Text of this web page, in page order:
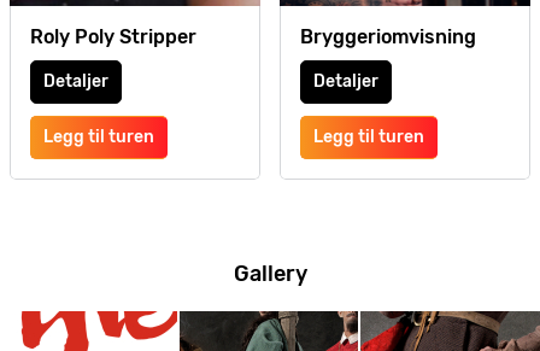
Roly Poly Stripper
Detaljer
Legg til turen
Bryggeriomvisning
Detaljer
Legg til turen
Gallery